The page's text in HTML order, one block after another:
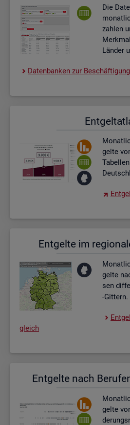
Die
zah­len
Län­der
Da­ten­ban­ken zur
gel­te
Ent­gel­te im
gel­te
sen
-Git­tern.
gleich
Ent­gel­te nach
gel­te